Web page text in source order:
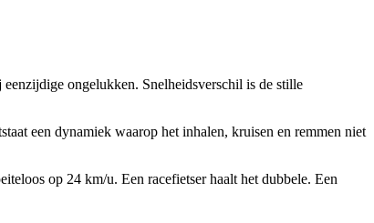
ongelukken. Snelheidsverschil is de stille
een dynamiek waarop het inhalen, kruisen en remmen niet
op 24 km/u. Een racefietser haalt het dubbele. Een